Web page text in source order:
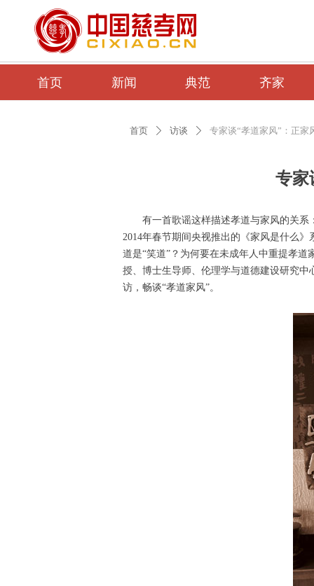
首页 新闻 典范 齐家
专家
首页 ꄲ 访谈 ꄲ 专家谈“孝道家风”：正家
有一首歌谣这样描述孝道与家风的关
2014年春节期间央视推出的《家风是什么
道是“笑道”？为何要在未成年人中重提孝
授、博士生导师、伦理学与道德建设研究
访，畅谈“孝道家风”。